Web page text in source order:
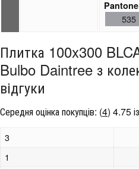
535
Плитка 100x300
Bulbo Daintree з
відгуки
Середня оцінка покупців: (4) 4.75
3
1